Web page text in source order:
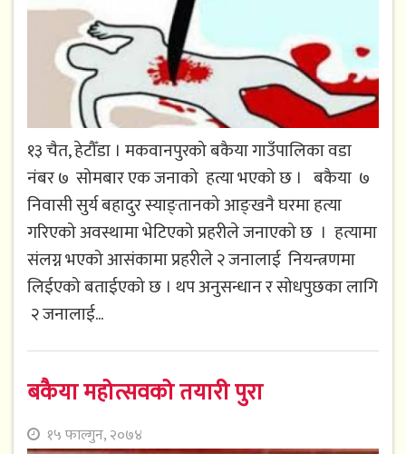
१३ चैत, हेटौँडा । मकवानपुरको बकैया गाउँपालिका वडा
नंबर ७ सोमबार एक जनाको हत्या भएको छ । बकैया ७
निवासी सुर्य बहादुर स्याङ्तानको आङ्खनै घरमा हत्या
गरिएको अवस्थामा भेटिएको प्रहरीले जनाएको छ । हत्यामा
संलग्न भएको आसंकामा प्रहरीले २ जनालाई नियन्त्रणमा
लिईएको बताईएको छ । थप अनुसन्धान र सोधपुछका लागि
२ जनालाई...
बकैया महोत्सवको तयारी पुरा
१५ फाल्गुन, २०७४